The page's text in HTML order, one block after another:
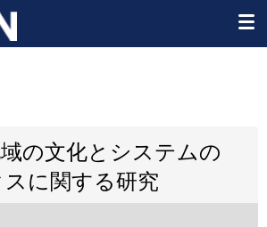
の文化とシステムの
に関する研究